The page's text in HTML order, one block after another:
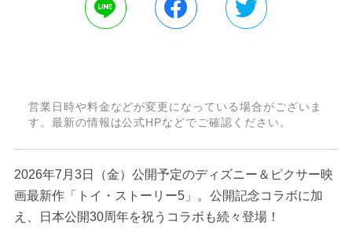
営業日時や料金などが変更になっている場合がございま
す。最新の情報は公式HPなどでご確認ください。
2026年7月3日（金）公開予定のディズニー＆ピクサー映
画最新作「トイ・ストーリー5」。公開記念コラボに加
え、日本公開30周年を祝うコラボも続々登場！